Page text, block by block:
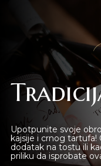
Novi Sad
Online
Beograd
Gift Shop
Upotpunite svoje
kajsije i crnog tartufa!
dodatak na tostu ili
priliku da isprobate